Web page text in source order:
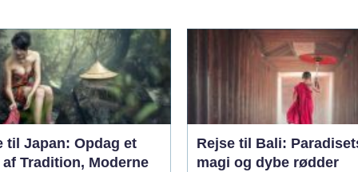
til Japan: Opdag et
Tradition, Moderne
Rejse til Bali:
magi og dybe rødder